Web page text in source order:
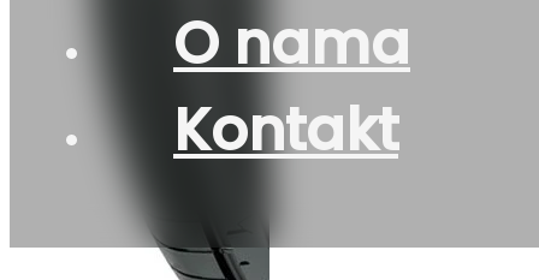
O nama
Kontakt